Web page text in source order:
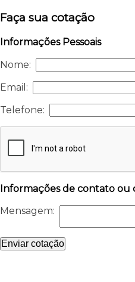
Faça sua cotação
Informações Pessoais
Nome:
Email:
Telefone:
Informações de contato ou
Mensagem:
Enviar cotação